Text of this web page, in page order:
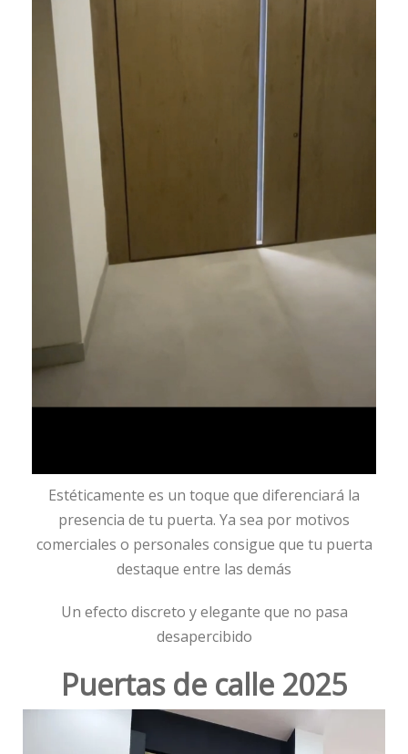
Estéticamente es un toque que diferenciará la
presencia de tu puerta. Ya sea por motivos
comerciales o personales consigue que tu puerta
destaque entre las demás
Un efecto discreto y elegante que no pasa
desapercibido
Puertas de calle 2025